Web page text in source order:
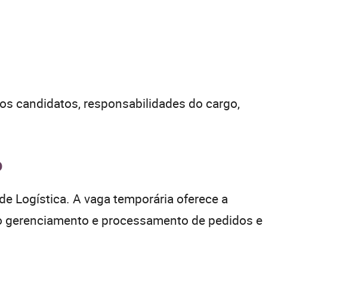
candidatos, responsabilidades do cargo,
Logística. A vaga temporária oferece a
e processamento de pedidos e